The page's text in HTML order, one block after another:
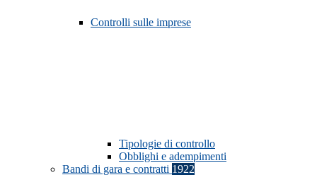
Controlli sulle imprese
Tipologie di controllo
Obblighi e adempimenti
Bandi di gara e contratti 1922